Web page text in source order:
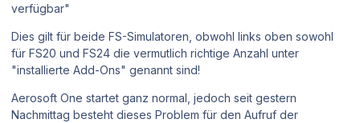
verfügbar"
Dies gilt für beide FS-Simulatoren, obwohl links oben sowohl
für FS20 und FS24 die vermutlich richtige Anzahl unter
"installierte Add-Ons" genannt sind!
Aerosoft One startet ganz normal, jedoch seit gestern
Nachmittag besteht dieses Problem für den Aufruf der